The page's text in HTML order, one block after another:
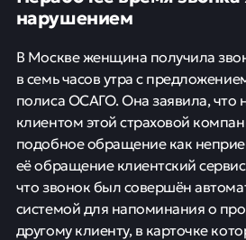
нарушением
В Москве женщина получила
в семь часов утра с
полиса ОСАГО. Она заявила, что
клиентом этой страховой
подобное обращение как
её обращение клиентский
что звонок был совершён
системой для напоминания о
другому клиенту, в карточке